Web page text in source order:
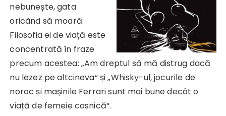
nebunește, gata
oricând să moară.
Filosofia ei de viață este
concentrată în fraze
precum acestea: „Am dreptul să mă distrug dacă
nu lezez pe altcineva“ și „Whisky-ul, jocurile de
noroc și mașinile Ferrari sunt mai bune decât o
viață de femeie casnică“.